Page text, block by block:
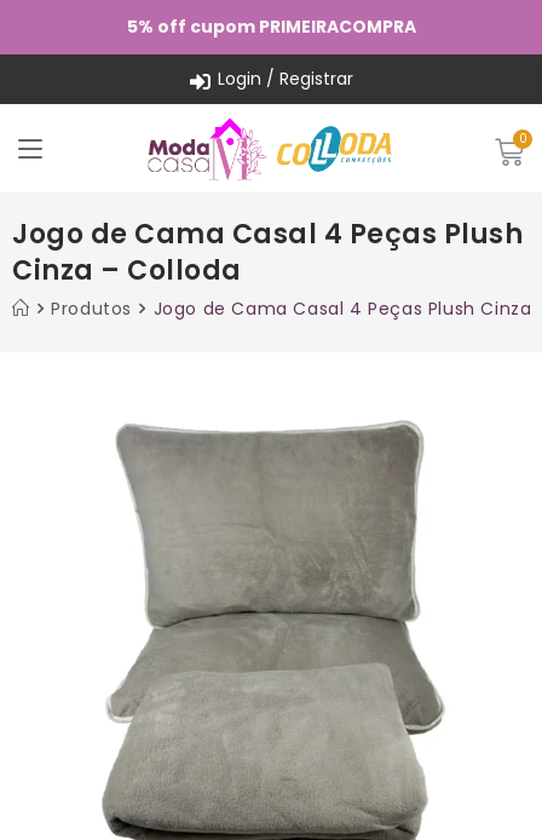
5% off cupom PRIMEIRACOMPRA
Login / Registrar
Jogo de Cama Casal 4 Peças Plush
Cinza – Colloda
Produtos Jogo de Cama Casal 4 Peças Plush Cinza